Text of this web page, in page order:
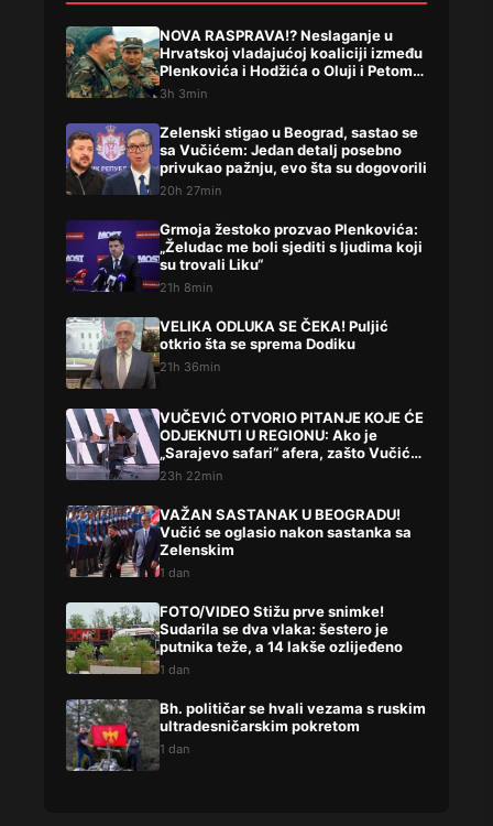
NOVA RASPRAVA!? Neslaganje u
Hrvatskoj vladajućoj koaliciji između
Plenkovića i Hodžića o Oluji i Petom
korpusu ARBIH!
3h 3min
Zelenski stigao u Beograd, sastao se
sa Vučićem: Jedan detalj posebno
privukao pažnju, evo šta su dogovorili
20h 27min
Grmoja žestoko prozvao Plenkovića:
„Želudac me boli sjediti s ljudima koji
su trovali Liku“
21h 8min
VELIKA ODLUKA SE ČEKA! Puljić
otkrio šta se sprema Dodiku
21h 36min
VUČEVIĆ OTVORIO PITANJE KOJE ĆE
ODJEKNUTI U REGIONU: Ako je
„Sarajevo safari“ afera, zašto Vučića
niste procesuirali?!
23h 22min
VAŽAN SASTANAK U BEOGRADU!
Vučić se oglasio nakon sastanka sa
Zelenskim
1 dan
FOTO/VIDEO Stižu prve snimke!
Sudarila se dva vlaka: šestero je
putnika teže, a 14 lakše ozlijeđeno
1 dan
Bh. političar se hvali vezama s ruskim
ultradesničarskim pokretom
1 dan